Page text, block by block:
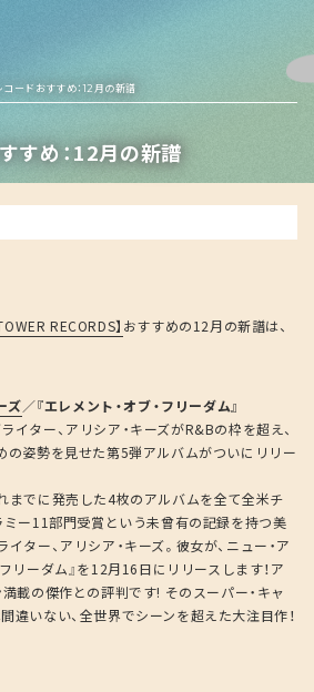
コードおすすめ：12月の新譜
すめ：12月の新譜
RECORDS】 おすすめの12月の新譜は、
ズ／『エレメント・オブ・フリーダム』
ター、アリシア・キーズがR&Bの枠を超え、
の姿勢を見せた第5弾アルバムがついにリリー
までに発売した4枚のアルバムを全て全米チ
ミー11部門受賞という未曾有の記録を持つ美
ター、アリシア・キーズ。彼女が、ニュー・ア
リーダム』を12月16日にリリースします！ア
満載の傑作との評判です! そのスーパー・キャ
違いない、全世界でシーンを超えた大注目作！